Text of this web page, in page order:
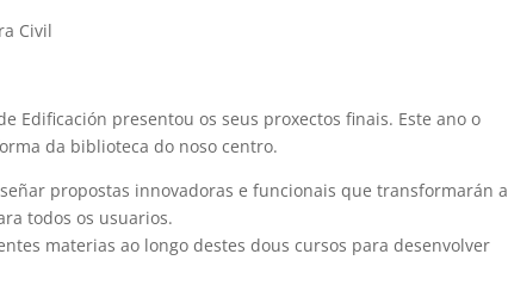
Civil
Edificación presentou os seus proxectos finais. Este ano o
da biblioteca do noso centro.
propostas innovadoras e funcionais que transformarán a
todos os usuarios.
materias ao longo destes dous cursos para desenvolver